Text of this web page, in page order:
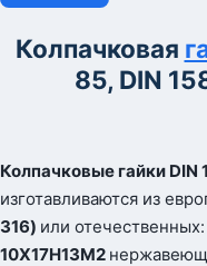
Колпачковая
85, DIN
Колпачковые гайки DIN
изготавливаются из
316) или отечественных:
10Х17Н13М2